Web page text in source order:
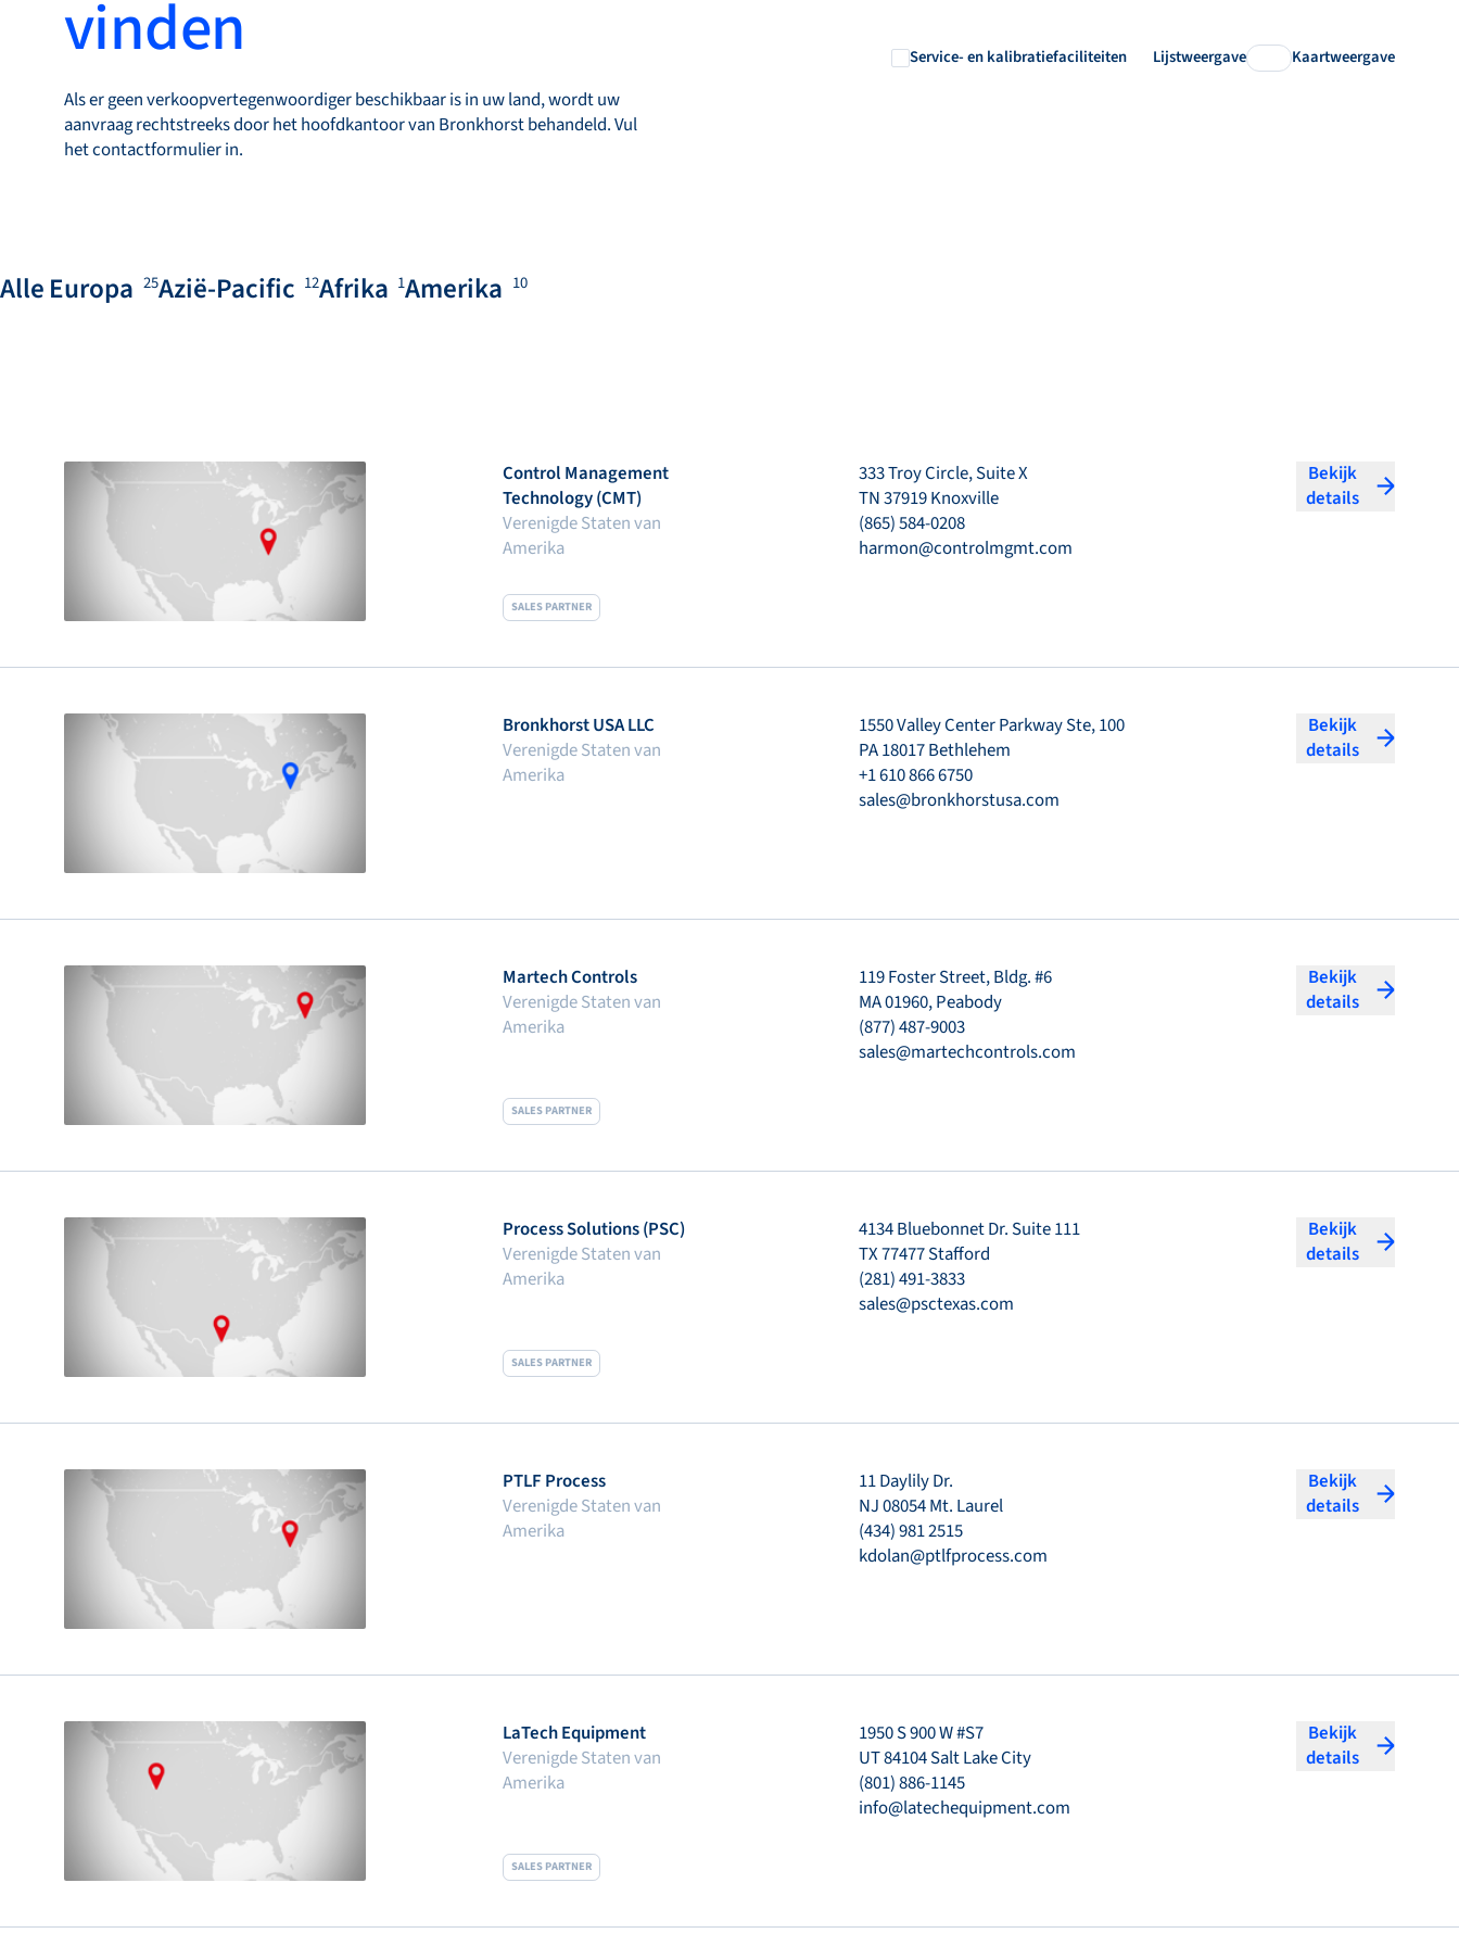
vinden
Als er geen verkoopvertegenwoordiger beschikbaar is in uw land, wordt uw
aanvraag rechtstreeks door het hoofdkantoor van Bronkhorst behandeld. Vul
het contactformulier in.
Service- en kalibratiefaciliteiten Lijstweergave Kaartweergave
AlleEuropa 25Azië-Pacific 12Afrika 1Amerika 10
SALES PARTNER
Control Management
Technology (CMT)
Verenigde Staten van
Amerika
333 Troy Circle, Suite X
TN 37919 Knoxville
(865) 584-0208
harmon@controlmgmt.com
Bekijk
details
Bronkhorst USA LLC
Verenigde Staten van
Amerika
1550 Valley Center Parkway Ste, 100
PA 18017 Bethlehem
+1 610 866 6750
sales@bronkhorstusa.com
Bekijk
details
SALES PARTNER
Martech Controls
Verenigde Staten van
Amerika
119 Foster Street, Bldg. #6
MA 01960, Peabody
(877) 487-9003
sales@martechcontrols.com
Bekijk
details
SALES PARTNER
Process Solutions (PSC)
Verenigde Staten van
Amerika
4134 Bluebonnet Dr. Suite 111
TX 77477 Stafford
(281) 491-3833
sales@psctexas.com
Bekijk
details
PTLF Process
Verenigde Staten van
Amerika
11 Daylily Dr.
NJ 08054 Mt. Laurel
(434) 981 2515
kdolan@ptlfprocess.com
Bekijk
details
SALES PARTNER
LaTech Equipment
Verenigde Staten van
Amerika
1950 S 900 W #S7
UT 84104 Salt Lake City
(801) 886-1145
info@latechequipment.com
Bekijk
details